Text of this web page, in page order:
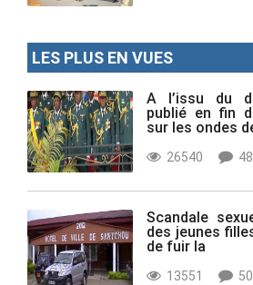
LES PLUS EN VUES
A l’issu du
publié en fin
sur les ondes
26540
Scandale
des jeunes
de fuir la
13551